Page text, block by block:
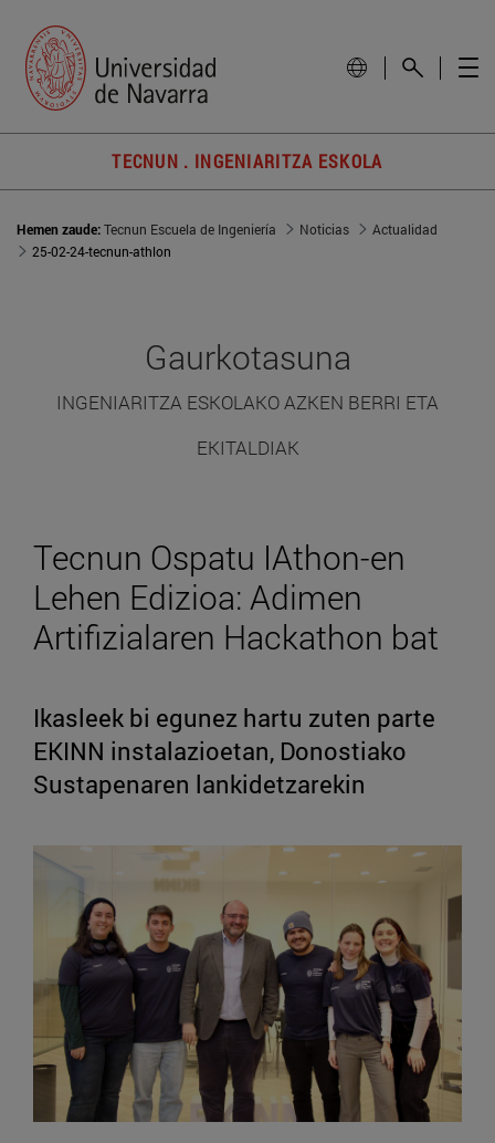
TECNUN . INGENIARITZA ESKOLA
Hemen zaude:Tecnun Escuela de Ingeniería Noticias
Actualidad
25-02-24-tecnun-athlon
Gaurkotasuna
INGENIARITZA ESKOLAKO AZKEN BERRI ETA
EKITALDIAK
Tecnun Ospatu IAthon-en
Lehen Edizioa: Adimen
Artifizialaren Hackathon bat
Ikasleek bi egunez hartu zuten parte
EKINN instalazioetan, Donostiako
Sustapenaren lankidetzarekin